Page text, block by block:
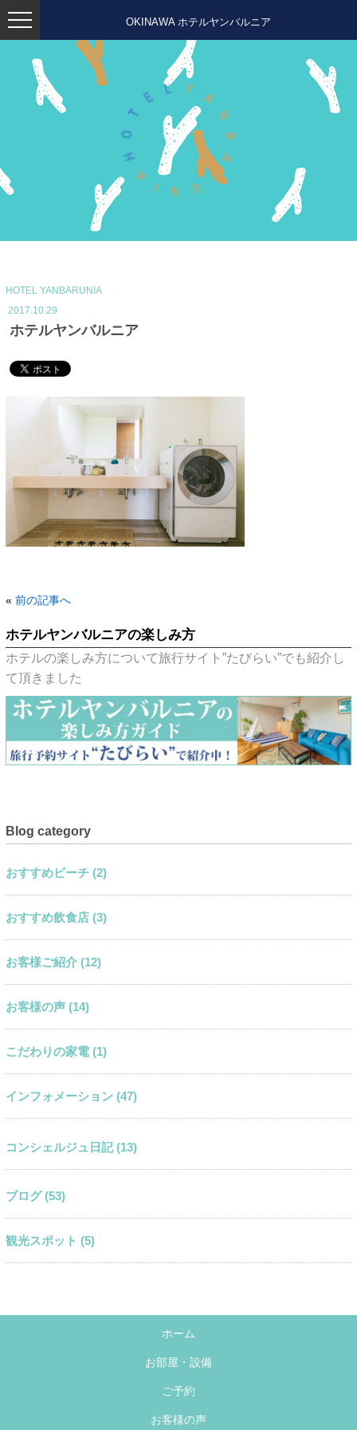
OKINAWA ホテルヤンバルニア
HOTEL YANBARUNIA
2017.10.29
ホテルヤンバルニア
« 前の記事へ
ホテルヤンバルニアの楽しみ方
ホテルの楽しみ方について旅行サイト”たびらい”でも紹介し
て頂きました
Blog category
おすすめビーチ (2)
おすすめ飲食店 (3)
お客様ご紹介 (12)
お客様の声 (14)
こだわりの家電 (1)
インフォメーション (47)
コンシェルジュ日記 (13)
ブログ (53)
観光スポット (5)
ホーム
お部屋・設備
ご予約
お客様の声